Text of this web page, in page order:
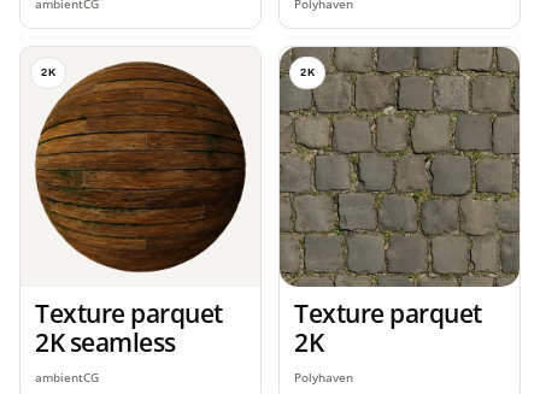
ambientCG Polyhaven
2K
Texture parquet
2K seamless
ambientCG
2K
Texture parquet
2K
Polyhaven